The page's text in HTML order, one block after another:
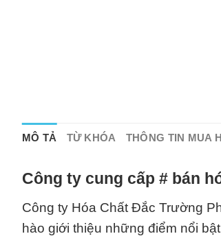
MÔ TẢ TỪ KHÓA THÔNG TIN MUA
Công ty cung cấp # bán
Công ty Hóa Chất Đắc Trường
hào giới thiệu những điểm nổi